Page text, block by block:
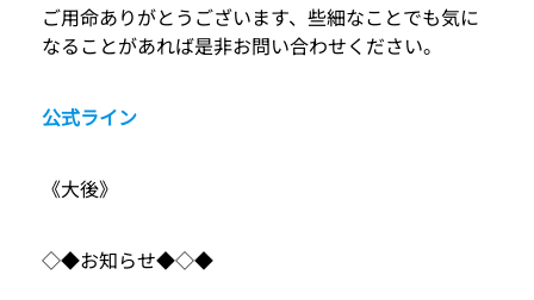
ご用命ありがとうございます、些細なことでも気に
なることがあれば是非お問い合わせください。
公式ライン
《大後》
◇◆お知らせ◆◇◆